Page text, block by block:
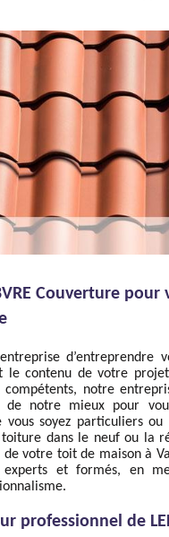
Couverture pour
d’entreprendre
le contenu de votre
compétents, notre
de notre mieux pour
soyez particuliers ou
dans le neuf ou la
votre toit de maison à
experts et formés, en
professionnel de